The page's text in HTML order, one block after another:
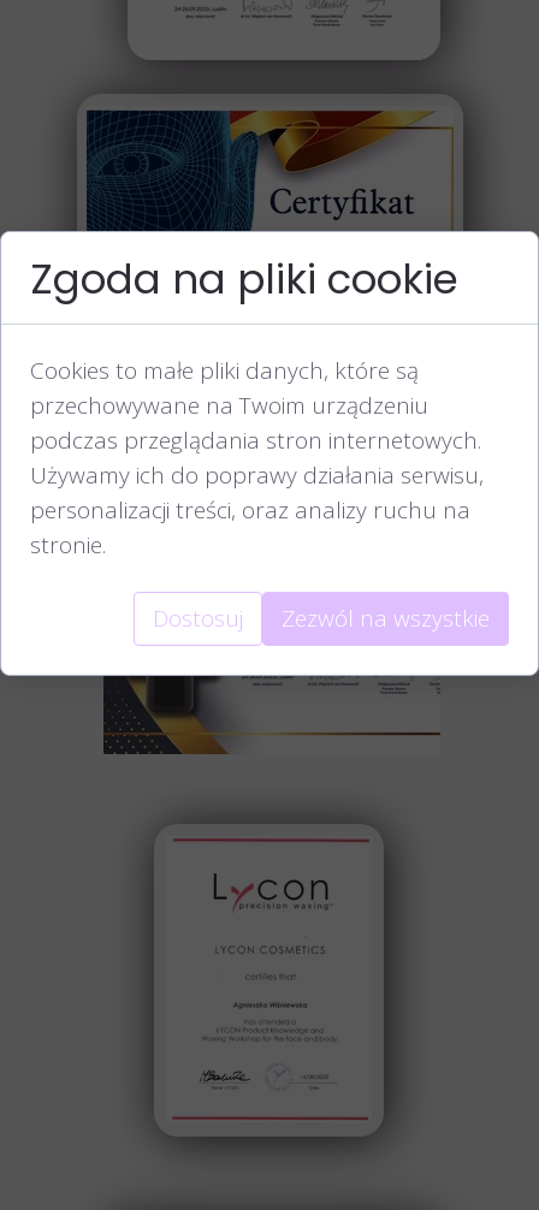
Zgoda na pliki cookie
Cookies to małe pliki danych, które są
przechowywane na Twoim urządzeniu
podczas przeglądania stron internetowych.
Używamy ich do poprawy działania serwisu,
personalizacji treści, oraz analizy ruchu na
stronie.
Dostosuj Zezwól na wszystkie